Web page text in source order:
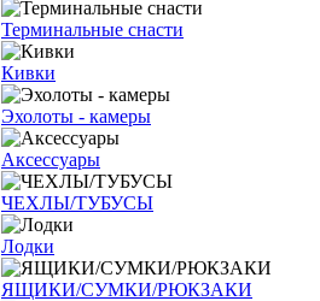
Терминальные снасти
Кивки
Эхолоты - камеры
Аксессуары
ЧЕХЛЫ/ТУБУСЫ
Лодки
ЯЩИКИ/СУМКИ/РЮКЗАКИ